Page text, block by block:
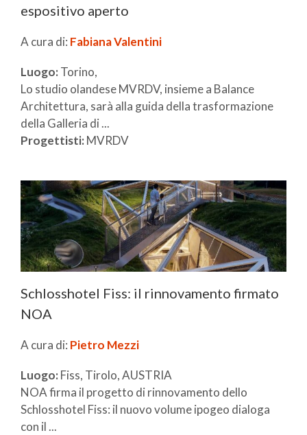
espositivo aperto
A cura di: Fabiana Valentini
Luogo: Torino,
Lo studio olandese MVRDV, insieme a Balance
Architettura, sarà alla guida della trasformazione
della Galleria di ...
Progettisti: MVRDV
Schlosshotel Fiss: il rinnovamento firmato
NOA
A cura di: Pietro Mezzi
Luogo: Fiss, Tirolo, AUSTRIA
NOA firma il progetto di rinnovamento dello
Schlosshotel Fiss: il nuovo volume ipogeo dialoga
con il ...